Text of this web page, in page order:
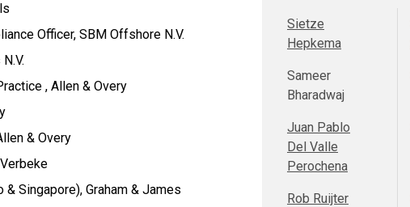
Officer, SBM Offshore N.V.
, Allen & Overy
& Overy
& Singapore), Graham & James
Sietze
Hepkema
Sameer
Bharadwaj
Juan Pablo
Del Valle
Perochena
Rob Ruijter